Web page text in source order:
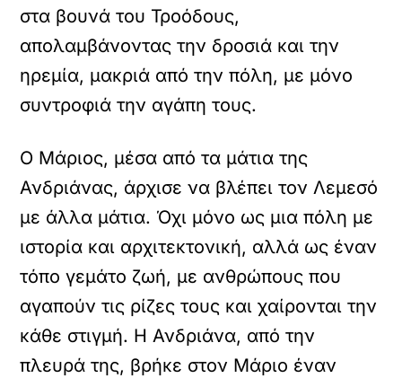
στα βουνά του Τροόδους,
απολαμβάνοντας την δροσιά και την
ηρεμία, μακριά από την πόλη, με μόνο
συντροφιά την αγάπη τους.
Ο Μάριος, μέσα από τα μάτια της
Ανδριάνας, άρχισε να βλέπει τον Λεμεσό
με άλλα μάτια. Όχι μόνο ως μια πόλη με
ιστορία και αρχιτεκτονική, αλλά ως έναν
τόπο γεμάτο ζωή, με ανθρώπους που
αγαπούν τις ρίζες τους και χαίρονται την
κάθε στιγμή. Η Ανδριάνα, από την
πλευρά της, βρήκε στον Μάριο έναν